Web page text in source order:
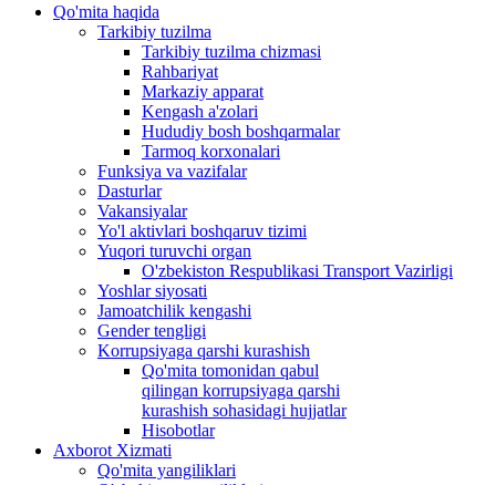
Qo'mita haqida
Tarkibiy tuzilma
Tarkibiy tuzilma chizmasi
Rahbariyat
Markaziy apparat
Kengash a'zolari
Hududiy bosh boshqarmalar
Tarmoq korxonalari
Funksiya va vazifalar
Dasturlar
Vakansiyalar
Yo'l aktivlari boshqaruv tizimi
Yuqori turuvchi organ
O'zbekiston Respublikasi Transport Vazirligi
Yoshlar siyosati
Jamoatchilik kengashi
Gender tengligi
Korrupsiyaga qarshi kurashish
Qo'mita tomonidan qabul
qilingan korrupsiyaga qarshi
kurashish sohasidagi hujjatlar
Hisobotlar
Аxborot Xizmati
Qo'mita yangiliklari